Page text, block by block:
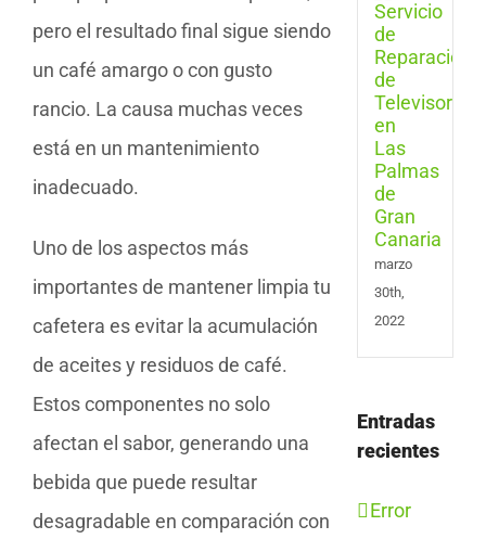
pero el resultado final sigue siendo
un café amargo o con gusto
rancio. La causa muchas veces
está en un mantenimiento
inadecuado.
Uno de los aspectos más
importantes de mantener limpia tu
cafetera es evitar la acumulación
de aceites y residuos de café.
Estos componentes no solo
afectan el sabor, generando una
bebida que puede resultar
desagradable en comparación con
en
marzo
30th,
2022
Entradas
recientes
Error